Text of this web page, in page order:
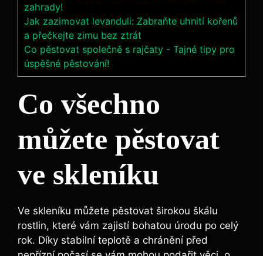
zahrady!
Jak zazimovat levanduli: Zabraňte uhnití kořenů
a přečkejte zimu bez ztrát
Co pěstovat společně s rajčaty - Tajné tipy pro
úspěšné pěstování!
Co všechno
můžete pěstovat
ve skleníku
Ve skleníku můžete pěstovat širokou škálu
rostlin, které vám zajistí bohatou úrodu po celý
rok. Díky stabilní teplotě a chránění před